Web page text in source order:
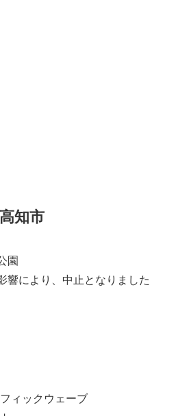
知市
園
響により、中止となりました
ィックウェーブ